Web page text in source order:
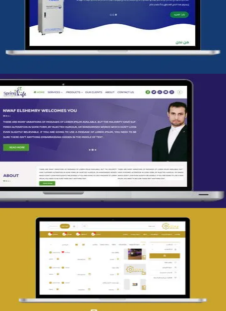
التفاصيل
تصميم spring life
تصميم حراج مهنى
التفاصيل